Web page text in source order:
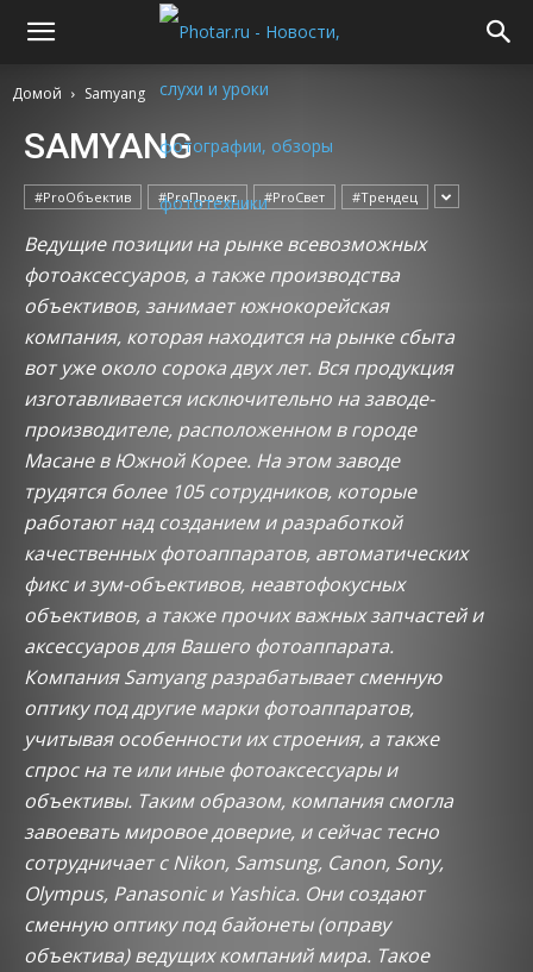
Домой Samyang
SAMYANG
#ProОбъектив #ProПроект #ProСвет #Трендец
Ведущие позиции на рынке всевозможных
фотоаксессуаров, а также производства
объективов, занимает южнокорейская
компания, которая находится на рынке сбыта
вот уже около сорока двух лет. Вся продукция
изготавливается исключительно на заводе-
производителе, расположенном в городе
Масане в Южной Корее. На этом заводе
трудятся более 105 сотрудников, которые
работают над созданием и разработкой
качественных фотоаппаратов, автоматических
фикс и зум-объективов, неавтофокусных
объективов, а также прочих важных запчастей и
аксессуаров для Вашего фотоаппарата.
Компания Samyang разрабатывает сменную
оптику под другие марки фотоаппаратов,
учитывая особенности их строения, а также
спрос на те или иные фотоаксессуары и
объективы. Таким образом, компания смогла
завоевать мировое доверие, и сейчас тесно
сотрудничает с Nikon, Samsung, Canon, Sony,
Olympus, Panasonic и Yashica. Они создают
сменную оптику под байонеты (оправу
объектива) ведущих компаний мира. Такое